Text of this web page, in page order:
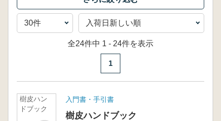
全24件中 1 - 24件を表示
1
樹皮ハン
ドブック
入門書・手引書
樹皮ハンドブック